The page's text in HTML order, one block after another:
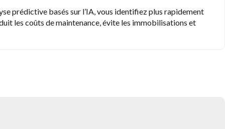
prédictive basés sur l’IA, vous identifiez plus rapidement
les coûts de maintenance, évite les immobilisations et